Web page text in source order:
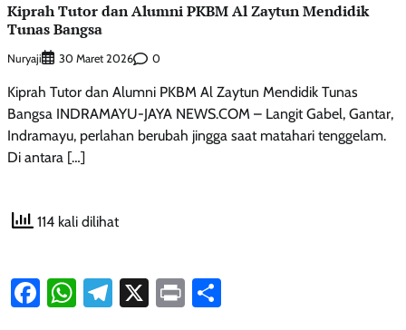
Kiprah Tutor dan Alumni PKBM Al Zaytun Mendidik
Tunas Bangsa
Nuryaji 30 Maret 2026 0
Kiprah Tutor dan Alumni PKBM Al Zaytun Mendidik Tunas
Bangsa INDRAMAYU-JAYA NEWS.COM – Langit Gabel, Gantar,
Indramayu, perlahan berubah jingga saat matahari tenggelam.
Di antara […]
114 kali dilihat
Facebook
WhatsApp
Telegram
X Print